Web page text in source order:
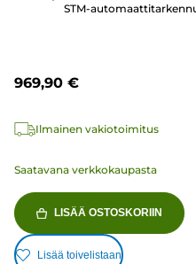
STM-
969,90 €
Ilmainen vakiotoimitus
Saatavana verkkokaupasta
LISÄÄ OSTOSKORIIN
Lisää toivelistaan